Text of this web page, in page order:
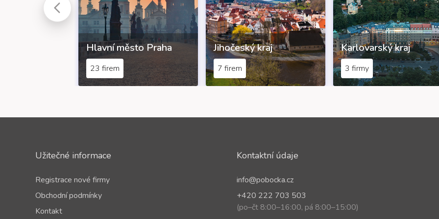
Hlavní město Praha
23 firem
Jihočeský kraj
7 firem
Karlovarský kraj
3 firmy
Užitečné informace
Registrace nové firmy
Obchodní podmínky
Kontakt
Kontaktní údaje
info@pobocka.cz
+420 222 703 503
(po–čt 8:00–16:00, pá 8:00–15:00)